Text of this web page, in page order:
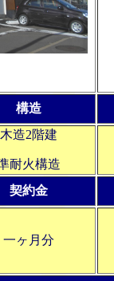
構造
木造2階建
耐火構造
契約金
一ヶ月分